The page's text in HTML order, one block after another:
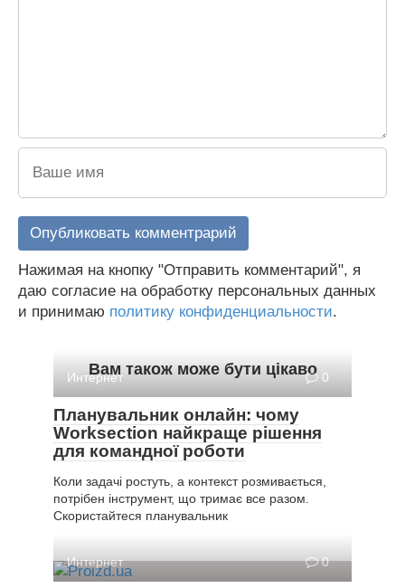
Нажимая на кнопку "Отправить комментарий", я
даю согласие на обработку персональных данных
и принимаю политику конфиденциальности.
Вам також може бути цікаво
Интернет 0
Планувальник онлайн: чому
Worksection найкраще рішення
для командної роботи
Коли задачі ростуть, а контекст розмивається,
потрібен інструмент, що тримає все разом.
Скористайтеся планувальник
Интернет 0